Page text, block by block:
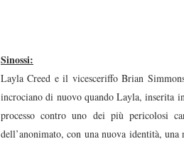
Sinossi:
Layla Creed e il vicesceriffo Brian
incrociano di nuovo quando Layla, inserita
processo contro uno dei più pericolosi
dell’anonimato, con una nuova identità,